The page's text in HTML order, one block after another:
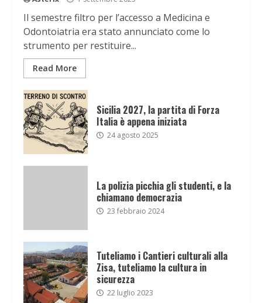
Il semestre filtro per l’accesso a Medicina e
Odontoiatria era stato annunciato come lo
strumento per restituire...
Read More
Sicilia 2027, la partita di Forza
Italia è appena iniziata
24 agosto 2025
La polizia picchia gli studenti, e la
chiamano democrazia
23 febbraio 2024
Tuteliamo i Cantieri culturali alla
Zisa, tuteliamo la cultura in
sicurezza
22 luglio 2023